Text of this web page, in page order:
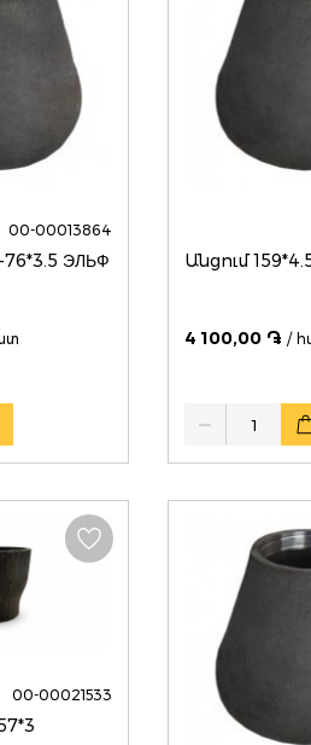
00-00013864
76*3.5 ЭЛЬФ Անցում
4 100,00 ֏ /
00-00021533